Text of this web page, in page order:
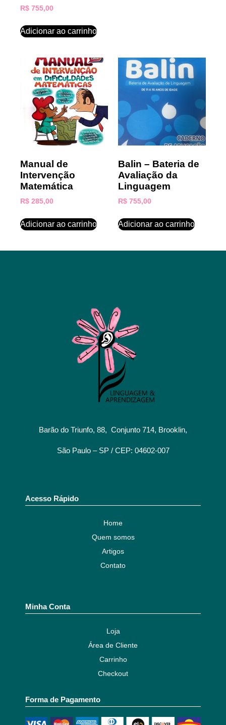
R$ 755,00
Adicionar ao carrinho
Manual de
Intervenção
Matemática
R$ 285,00
Adicionar ao carrinho
Balin – Bateria de
Avaliação da
Linguagem
R$ 755,00
Adicionar ao carrinho
Barão do Triunfo, 88, Conjunto 714, Brooklin,
São Paulo – SP / CEP: 04602-007
Acesso Rápido
Home
Quem somos
Artigos
Contato
Minha Conta
Loja
Área de Cliente
Carrinho
Checkout
Forma de Pagamento